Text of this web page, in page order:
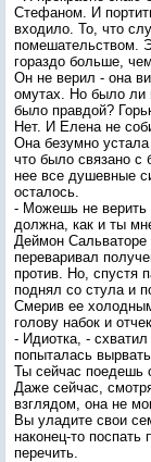
Стефаном. И
входило. То, что
помешательством.
гораздо больше,
Он не верил - она
омутах. Но было ли
было правдой?
Нет. И Елена не
Она безумно
что было связано с
нее все душевные
осталось.
- Можешь не верить
должна, как и ты
Деймон
переваривал
против. Но, спустя
поднял со стула и
Смерив ее
голову набок и
- Идиотка, -
попыталась
Ты сейчас поедешь
Даже сейчас,
взглядом, она не
Вы уладите свои
наконец-то
перечить.